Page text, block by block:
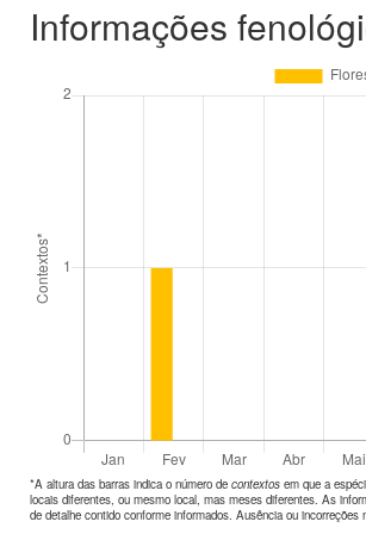
Informações
*A altura das barras indica o número de contextos em que a
locais diferentes, ou mesmo local, mas meses diferentes. As
de detalhe contido conforme informados. Ausência ou incorreções